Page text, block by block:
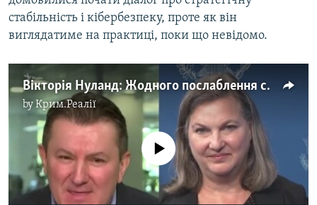
стабільність і кібербезпеку, проте як він
виглядатиме на практиці, поки що невідомо.
Вікторія Нуланд: Жодного послаблення санкцій проти Росії допоки Кремль не змінить поведінку щодо України (відео)
byКрим.Реалії
No media source currently available